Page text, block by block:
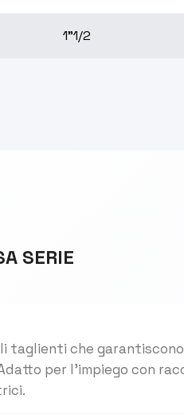
1"1/2
SERIE
taglienti che
per l'impiego con